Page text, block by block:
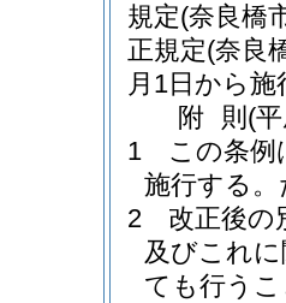
規定(奈良橋
正規定(奈良
月1日から施
附 則 (
1
この条例
施行する。
2
改正後の
及びこれ
ても行う